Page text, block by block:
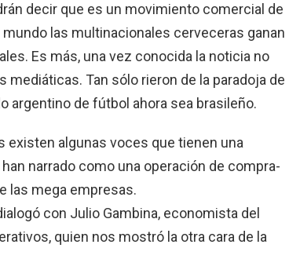
decir que es un movimiento comercial de
las multinacionales cerveceras ganan
Es más, una vez conocida la noticia no
Tan sólo rieron de la paradoja de
argentino de fútbol ahora sea brasileño.
existen algunas voces que tienen una
narrado como una operación de compra-
las mega empresas.
con Julio Gambina, economista del
quien nos mostró la otra cara de la